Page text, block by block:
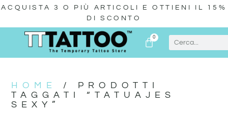
ACQUISTA 3 O PIÙ ARTICOLI E OTTIENI IL 15%
DI SCONTO
0
HOME
/ PRODOTTI
TAGGATI “TATUAJES
SEXY”